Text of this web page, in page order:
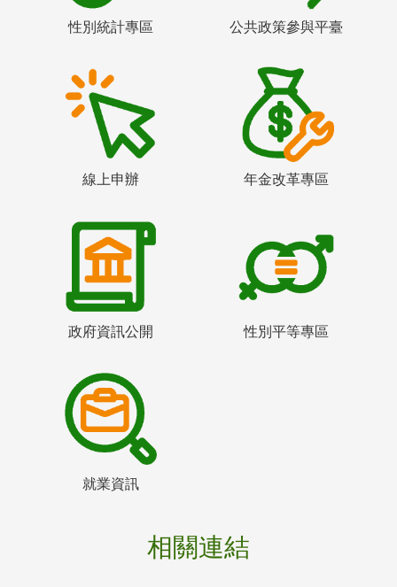
性別統計專區 公共政策參與平臺
線上申辦 年金改革專區
政府資訊公開 性別平等專區
就業資訊
相關連結